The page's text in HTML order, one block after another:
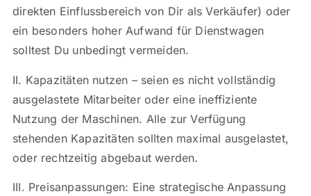
direkten Einflussbereich von Dir als Verkäufer) oder
ein besonders hoher Aufwand für Dienstwagen
solltest Du unbedingt vermeiden.
II. Kapazitäten nutzen – seien es nicht vollständig
ausgelastete Mitarbeiter oder eine ineffiziente
Nutzung der Maschinen. Alle zur Verfügung
stehenden Kapazitäten sollten maximal ausgelastet,
oder rechtzeitig abgebaut werden.
III. Preisanpassungen: Eine strategische Anpassung